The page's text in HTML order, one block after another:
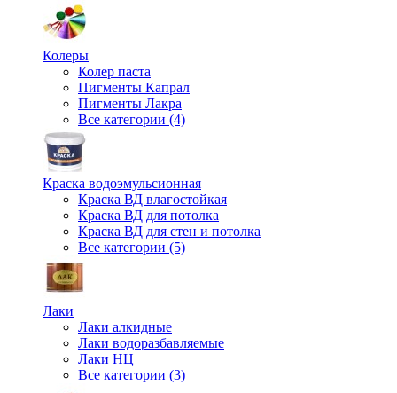
Колеры
Колер паста
Пигменты Капрал
Пигменты Лакра
Все категории (4)
Краска водоэмульсионная
Краска ВД влагостойкая
Краска ВД для потолка
Краска ВД для стен и потолка
Все категории (5)
Лаки
Лаки алкидные
Лаки водоразбавляемые
Лаки НЦ
Все категории (3)